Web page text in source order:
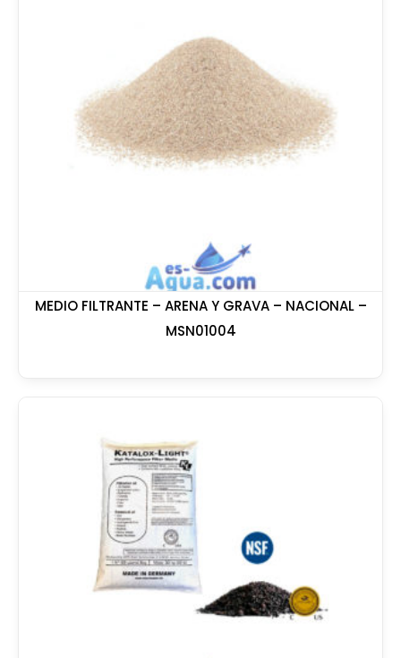
MEDIO FILTRANTE – ARENA Y GRAVA – NACIONAL –
MSN01004